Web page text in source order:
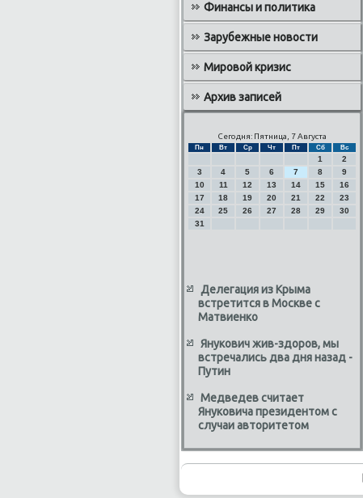
Финансы и политика
Зарубежные новости
Мировой кризис
Архив записей
Сегодня: Пятница, 7 Августа
Пн Вт Ср Чт Пт Сб Вс
1
2
3
4 5 6 7 8
9
10
11 12 13 14 15
16
17
18 19 20 21 22
23
24
25 26 27 28 29
30
31
Делегация из Крыма
встретится в Москве с
Матвиенко
Янукович жив-здоров, мы
встречались два дня назад -
Путин
Медведев считает
Януковича президентом с
случаи авторитетом